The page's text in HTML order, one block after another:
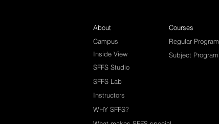
About
Campus
Instructors
SFFS Lab
SFFS Studio
Inside View
WHY SFFS?
Regular Program
Subject Program
Courses